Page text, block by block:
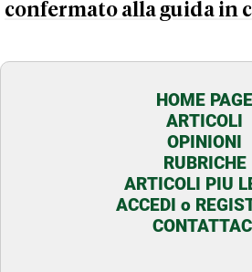
confermato alla guida in
HOME PAGE
ARTICOLI
OPINIONI
RUBRICHE
ARTICOLI PIU
ACCEDI o